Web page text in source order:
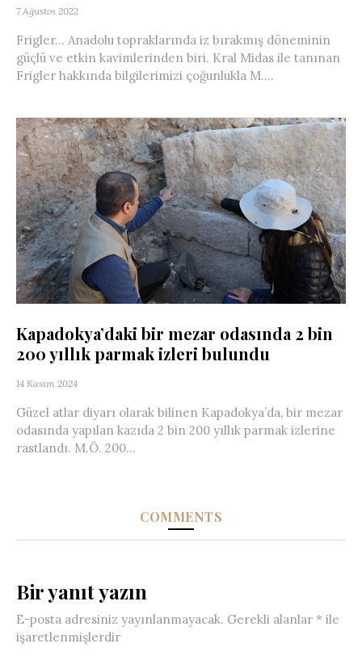
7 Ağustos 2022
Frigler… Anadolu topraklarında iz bırakmış döneminin
güçlü ve etkin kavimlerinden biri. Kral Midas ile tanınan
Frigler hakkında bilgilerimizi çoğunlukla M....
Kapadokya’daki bir mezar odasında 2 bin
200 yıllık parmak izleri bulundu
14 Kasım 2024
Güzel atlar diyarı olarak bilinen Kapadokya’da, bir mezar
odasında yapılan kazıda 2 bin 200 yıllık parmak izlerine
rastlandı. M.Ö. 200...
COMMENTS
Bir yanıt yazın
E-posta adresiniz yayınlanmayacak. Gerekli alanlar * ile
işaretlenmişlerdir